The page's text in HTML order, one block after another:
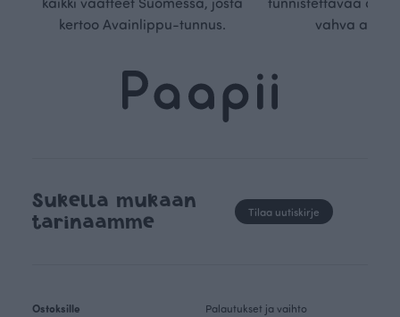
kertoo Avainlippu-tunnus.
vahva
Sukella mukaan
tarinaamme
Tilaa uutiskirje
Ostoksille
Palautukset ja vaihto